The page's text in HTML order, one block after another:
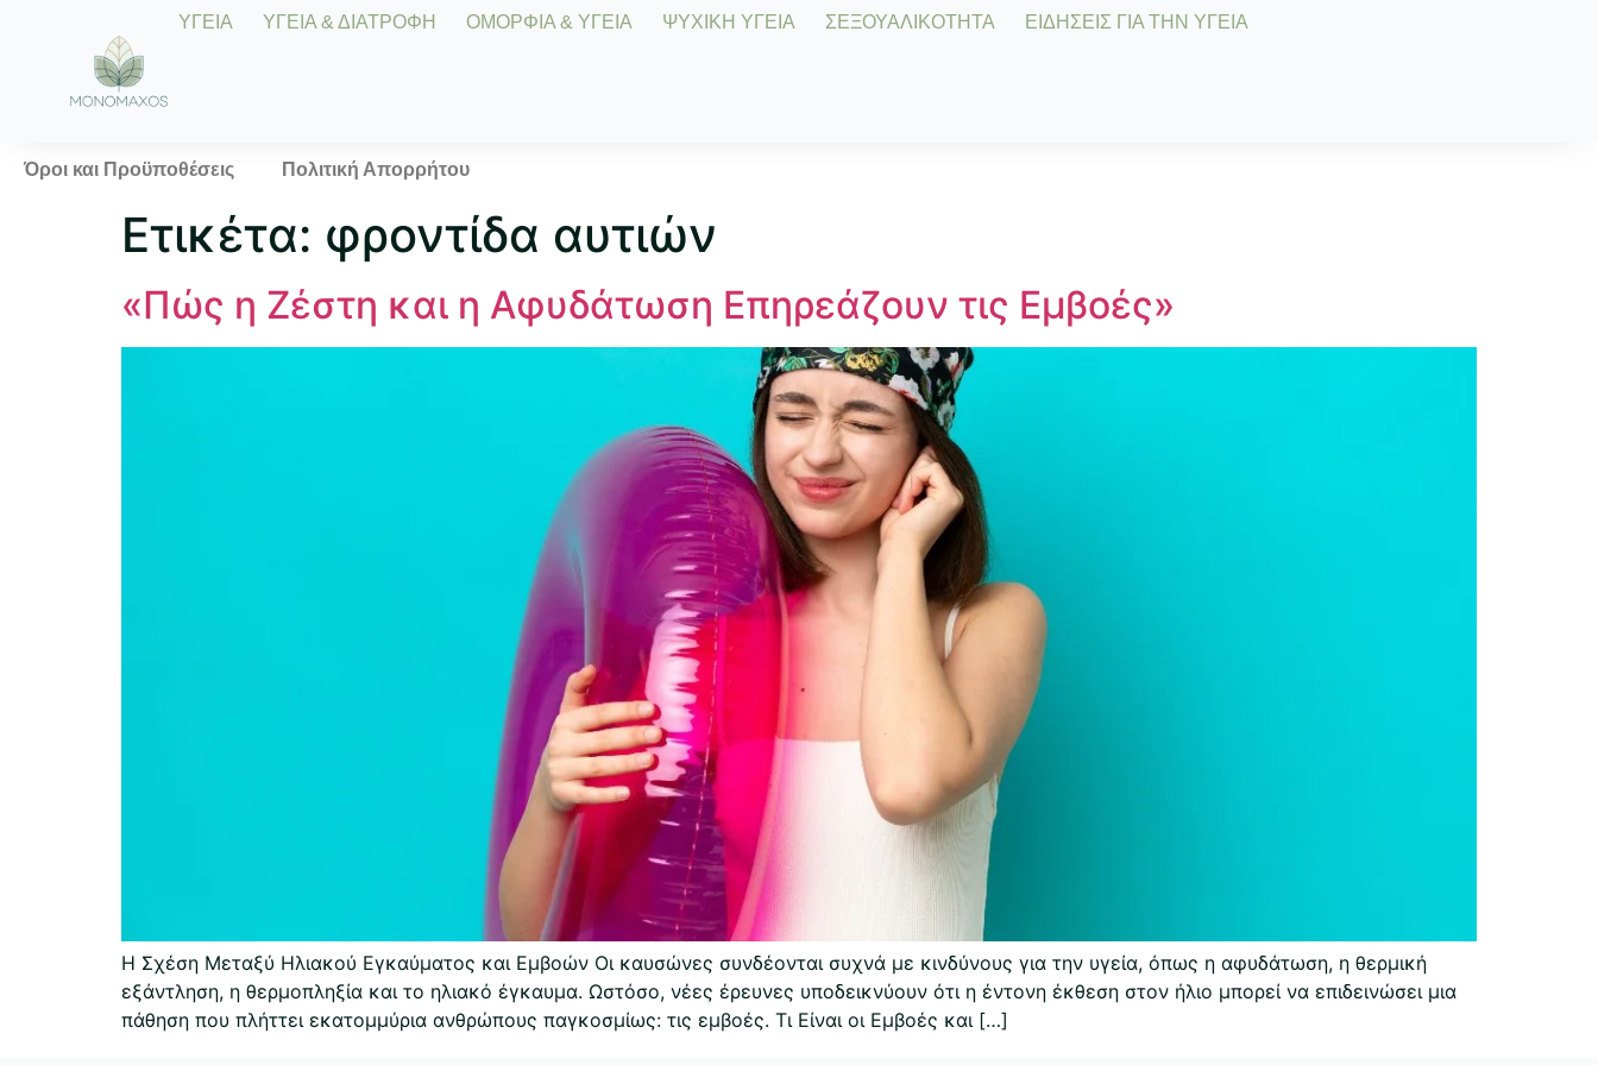
ΥΓΕΙΑ ΥΓΕΙΑ & ΔΙΑΤΡΟΦΗ ΟΜΟΡΦΙΑ & ΥΓΕΙΑ ΨΥΧΙΚΗ ΥΓΕΙΑ ΣΕΞΟΥΑΛΙΚΟΤΗΤΑ ΕΙΔΗΣΕΙΣ ΓΙΑ ΤΗΝ ΥΓΕΙΑ
Όροι και Προϋποθέσεις Πολιτική Απορρήτου
Ετικέτα: φροντίδα αυτιών
«Πώς η Ζέστη και η Αφυδάτωση Επηρεάζουν τις Εμβοές»
Η Σχέση Μεταξύ Ηλιακού Εγκαύματος και Εμβοών Οι καυσώνες συνδέονται συχνά με κινδύνους για την υγεία, όπως η αφυδάτωση, η θερμική
εξάντληση, η θερμοπληξία και το ηλιακό έγκαυμα. Ωστόσο, νέες έρευνες υποδεικνύουν ότι η έντονη έκθεση στον ήλιο μπορεί να επιδεινώσει μια
πάθηση που πλήττει εκατομμύρια ανθρώπους παγκοσμίως: τις εμβοές. Τι Είναι οι Εμβοές και […]